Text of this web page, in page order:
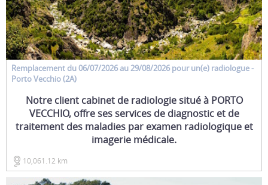
Remplacement du 06/07/2026 au 29/08/2026 pour un(e) radiologue-
Porto Vecchio (2A)
Notre client cabinet de radiologie situé à PORTO
VECCHIO, offre ses services de diagnostic et de
traitement des maladies par examen radiologique et
imagerie médicale.
10,061.12 km